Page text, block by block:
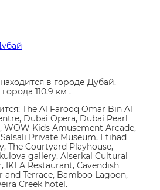
в городе Дубай.
110.9 км .
The Al Farooq Omar Bin Al
Dubai Opera, Dubai Pearl
WOW Kids Amusement Arcade,
Private Museum, Etihad
The Courtyard Playhouse,
gallery, Alserkal Cultural
IKEA Restaurant, Cavendish
and Terrace, Bamboo Lagoon,
Creek hotel.